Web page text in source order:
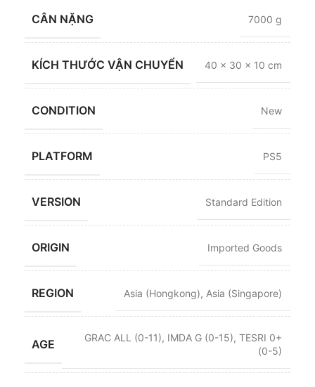
CÂN NẶNG 7000 g
KÍCH THƯỚC VẬN CHUYỂN 40 × 30 × 10 cm
CONDITION New
PLATFORM PS5
VERSION Standard Edition
ORIGIN Imported Goods
REGION Asia (Hongkong), Asia (Singapore)
AGE GRAC ALL (0-11), IMDA G (0-15), TESRI 0+
(0-5)